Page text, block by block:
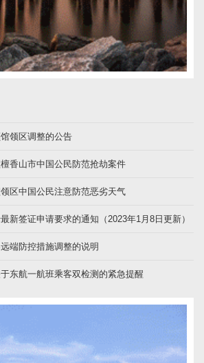
领区调整的公告
香山市中国公民防范抢劫案件
区中国公民注意防范恶劣天气
新签证申请要求的通知（2023年1月8日更新）
端防控措施调整的说明
东航一航班乘客双检测的紧急提醒